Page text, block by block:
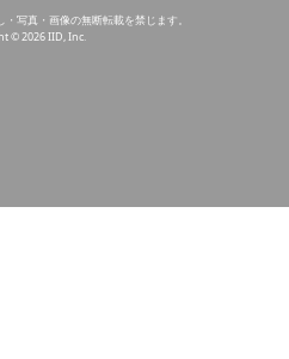
写真・画像の無断転載を禁じます。
© 2026 IID, Inc.